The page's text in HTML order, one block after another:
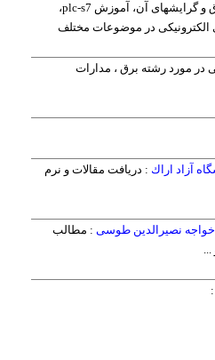
مقالات متنوع، نرم افزار های برق و گرایشهای آن، آموزش plc-s7،
در مورد رشته برق ، مدارات
آزاد اراك : دریافت مقالات و نرم
خواجه نصیرالدین طوسی : مطالب
...
: